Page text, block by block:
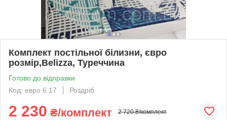
Комплект постільної білизни, євро
розмір,Belizza, Туреччина
Готово до відправки
Код: евро 6.17
Роздріб
2 230 ₴/комплект 2 720 ₴/комплект